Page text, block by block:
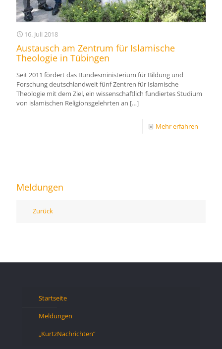
16. Juli 2018
Austausch am Zentrum für Islamische
Theologie in Tübingen
Seit 2011 fördert das Bundesministerium für Bildung und
Forschung deutschlandweit fünf Zentren für Islamische
Theologie mit dem Ziel, ein wissenschaftlich fundiertes Studium
von islamischen Religionsgelehrten an […]
Mehr erfahren
Meldungen
Zurück
Startseite
Meldungen
„KurtzNachrichten“